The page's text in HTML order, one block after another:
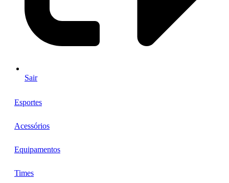
Sair
Esportes
Acessórios
Equipamentos
Times